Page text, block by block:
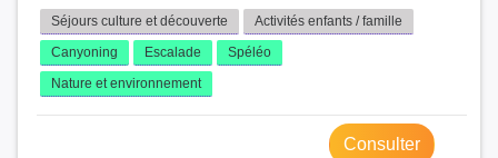
Séjours culture et découverte
Activités enfants / famille
Canyoning
Escalade
Spéléo
Nature et environnement
Consulter